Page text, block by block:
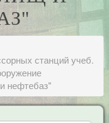
станций учеб.
нефтебаз"